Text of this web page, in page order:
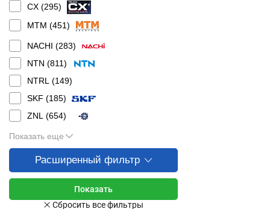
CX (295)
MTM (451)
NACHI (283)
NTN (811)
NTRL (149)
SKF (185)
ZNL (654)
Показать еще
Расширенный фильтр